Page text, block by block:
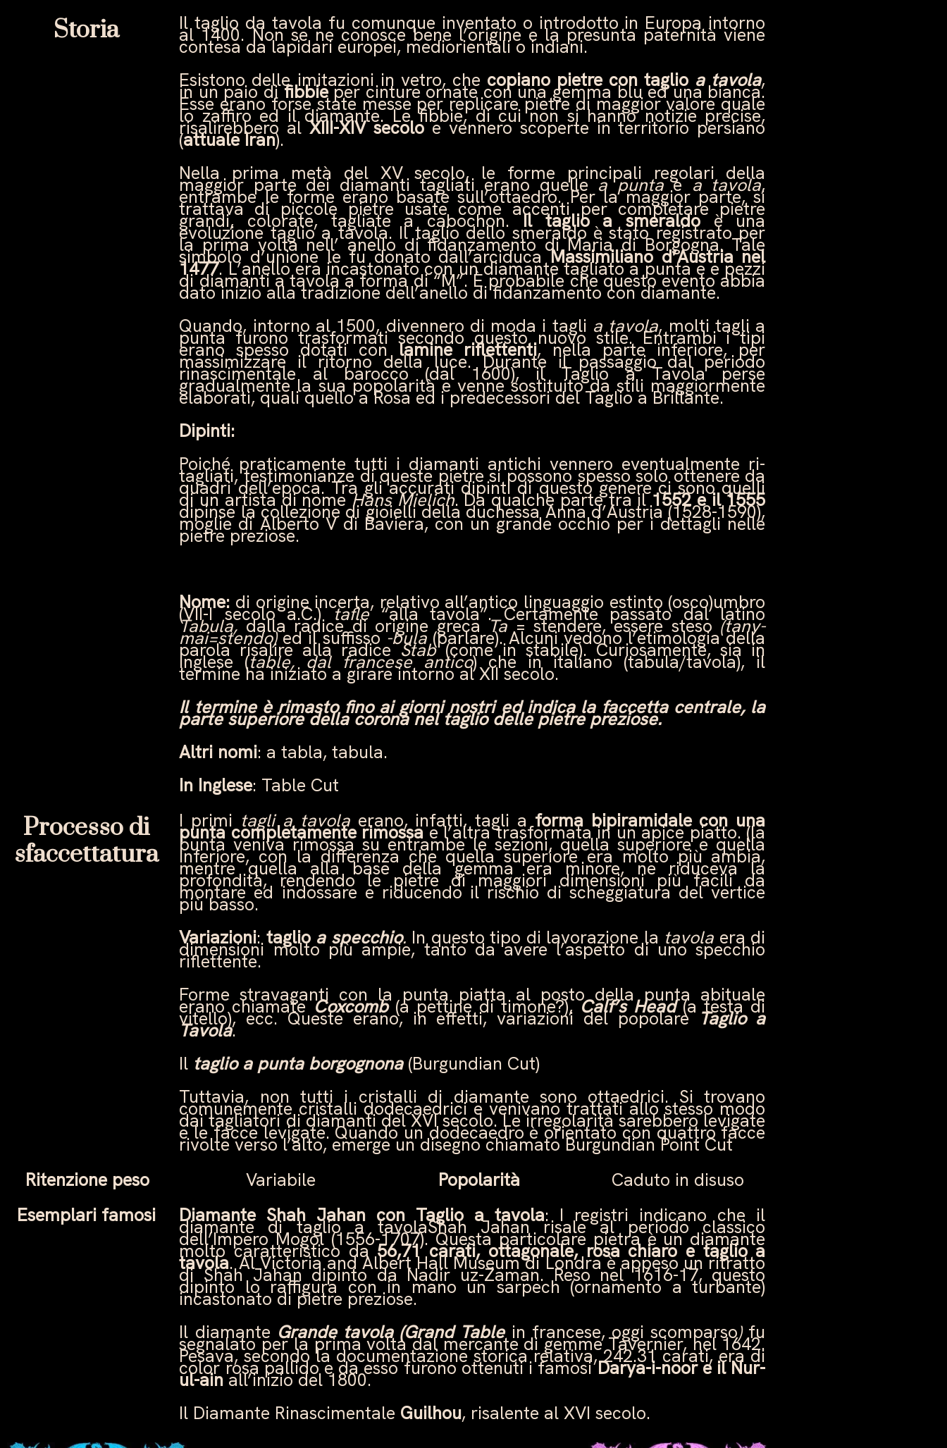
Storia Il taglio da tavola fu comunque inventato o introdotto in Europa intorno
al 1400. Non se ne conosce bene l’origine e la presunta paternità viene
contesa da lapidari europei, mediorientali o indiani.
Esistono delle imitazioni in vetro, che copiano pietre con taglio a tavola,
in un paio difibbieper cinture ornate con una gemma blu ed una bianca.
Esse erano forse state messe per replicare pietre di maggior valore quale
lo zaffiro ed il diamante. Le fibbie, di cui non si hanno notizie precise,
risalirebbero alXIII-XIV secoloe vennero scoperte in territorio persiano
(attuale Iran).
Nella prima metà del XV secolo, le forme principali regolari della
maggior parte dei diamanti tagliati erano quellea puntaea tavola,
entrambe le forme erano basate sull’ottaedro. Per la maggior parte, si
trattava di piccole pietre usate come accenti per completare pietre
grandi, colorate, tagliate a cabochon.Il taglio a smeraldoè una
evoluzione taglio a tavola. Il taglio dello smeraldo è stato registrato per
la prima volta nell’ anello di fidanzamento di Maria di Borgogna. Tale
simbolo d’unione le fu donato dall’arciducaMassimiliano d’Austria nel
1477. L’anello era incastonato con un diamante tagliato a punta e e pezzi
di diamanti a tavola a forma di “M”. È probabile che questo evento abbia
dato inizio alla tradizione dell’anello di fidanzamento con diamante.
Quando, intorno al 1500, divennero di moda i tagli a tavola, molti tagli a
punta furono trasformati secondo questo nuovo stile. Entrambi i tipi
erano spesso dotati conlamine riflettenti, nella parte inferiore, per
massimizzare il ritorno della luce. Durante il passaggio dal periodo
rinascimentale al barocco (dal 1600), il Taglio a Tavola perse
gradualmente la sua popolarità e venne sostituito da stili maggiormente
elaborati, quali quello a Rosa ed i predecessori del Taglio a Brillante.
Dipinti:
Poiché praticamente tutti i diamanti antichi vennero eventualmente ri-
tagliati, testimonianze di queste pietre si possono spesso solo ottenere da
quadri dell’epoca. Tra gli accurati dipinti di questo genere ci sono quelli
di un artista di nomeHans Mielich. Da qualche parte tra il1552 e il 1555
dipinse la collezione di gioielli della duchessa Anna d’Austria (1528-1590),
moglie di Alberto V di Baviera, con un grande occhio per i dettagli nelle
pietre preziose.
Nome: di origine incerta, relativo all’antico linguaggio estinto (osco)umbro
(VII-I secolo a.C.)tafle“alla tavola”. Certamente passato dal latino
Tabula,dalla radice di origine greca Ta= stendere, essere steso (tany-
mai=stendo)ed il suffisso-bula(parlare). Alcuni vedono l’etimologia della
parola risalire alla radiceStab(come in stabile). Curiosamente, sia in
inglese (table, dal francese antico) che in italiano (tabula/tavola), il
termine ha iniziato a girare intorno al XII secolo.
Il termine è rimasto fino ai giorni nostri ed indica la faccetta centrale, la
parte superiore della corona nel taglio delle pietre preziose.
Altri nomi: a tabla, tabula.
In Inglese: Table Cut
Processo di
sfaccettatura
I primi tagli a tavolaerano, infatti, tagli aforma bipiramidale con una
punta completamente rimossae l’altra trasformata in un apice piatto. (la
punta veniva rimossa su entrambe le sezioni, quella superiore e quella
inferiore, con la differenza che quella superiore era molto più ambia,
mentre quella alla base della gemma era minore, ne riduceva la
profondità, rendendo le pietre di maggiori dimensioni più facili da
montare ed indossare e riducendo il rischio di scheggiatura del vertice
più basso.
Variazioni:taglio a specchio. In questo tipo di lavorazione la tavola era di
dimensioni molto più ampie, tanto da avere l’aspetto di uno specchio
riflettente.
Forme stravaganti con la punta piatta al posto della punta abituale
erano chiamateCoxcomb (a pettine di timone?),Calf’s Head(a testa di
vitello), ecc. Queste erano, in effetti, variazioni del popolare Taglio a
Tavola.
Il taglio a punta borgognona(Burgundian Cut)
Tuttavia, non tutti i cristalli di diamante sono ottaedrici. Si trovano
comunemente cristalli dodecaedrici e venivano trattati allo stesso modo
dai tagliatori di diamanti del XVI secolo. Le irregolarità sarebbero levigate
e le facce levigate. Quando un dodecaedro è orientato con quattro facce
rivolte verso l’alto, emerge un disegno chiamato Burgundian Point Cut
Ritenzione peso
Variabile Popolarità
Caduto in disuso
Esemplari famosi
Diamante Shah Jahan con Taglio a tavola: I registri indicano che il
diamante di taglio a tavolaShah Jahan risale al periodo classico
dell’Impero Mogol (1556-1707). Questa particolare pietra è un diamante
molto caratteristico da56,71 carati, ottagonale, rosa chiaro e taglio a
tavola. Al Victoria and Albert Hall Museum di Londra è appeso un ritratto
di Shah Jahan dipinto da Nadir uz-Zaman. Reso nel 1616-17, questo
dipinto lo raffigura con in mano un sarpech (ornamento a turbante)
incastonato di pietre preziose.
Il diamante Grande tavola (Grand Table in francese, oggi scomparso)fu
segnalato per la prima volta dal mercante di gemme Tavernier, nel 1642.
Pesava, secondo la documentazione storica relativa, 242.31 carati, era di
color rosa pallido e da esso furono ottenuti i famosiDarya-i-noor e il Nur-
ul-ainall’inizio del 1800.
Il Diamante Rinascimentale Guilhou, risalente al XVI secolo.